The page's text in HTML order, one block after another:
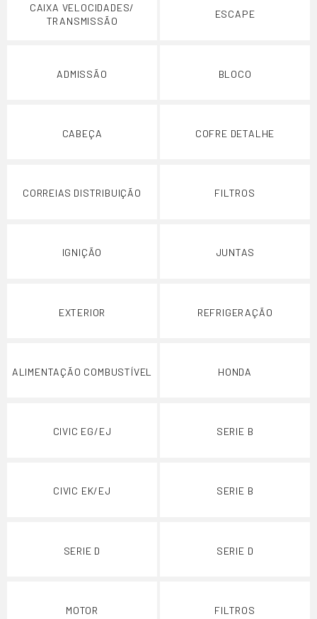
CAIXA VELOCIDADES/
TRANSMISSÃO
ESCAPE
ADMISSÃO BLOCO
CABEÇA COFRE DETALHE
CORREIAS DISTRIBUIÇÃO FILTROS
IGNIÇÃO JUNTAS
EXTERIOR REFRIGERAÇÃO
ALIMENTAÇÃO COMBUSTÍVEL HONDA
CIVIC EG/EJ SERIE B
CIVIC EK/EJ SERIE B
SERIE D SERIE D
MOTOR FILTROS